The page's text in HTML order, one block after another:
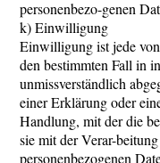
personenbezo-genen
k) Einwilligung
Einwilligung ist jede
den bestimmten Fall in
unmissverständlich
einer Erklärung oder
Handlung, mit der die
sie mit der Verar-
personenbezogenen